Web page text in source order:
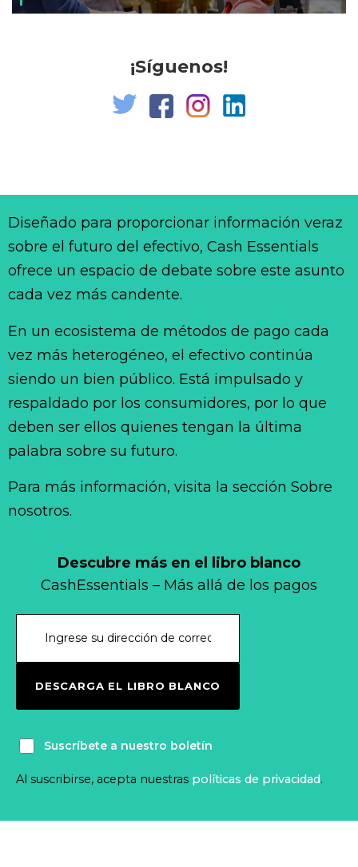
¡Síguenos!
Descubre más en el libro blanco
CashEssentials – Más allá de los pagos
DESCARGA EL LIBRO BLANCO
Suscríbete a nuestro boletín
Al suscribirse, acepta nuestras políticas de privacidad.
Diseñado para proporcionar información veraz
sobre el futuro del efectivo, Cash Essentials
ofrece un espacio de debate sobre este asunto
cada vez más candente.
En un ecosistema de métodos de pago cada
vez más heterogéneo, el efectivo continúa
siendo un bien público. Está impulsado y
respaldado por los consumidores, por lo que
deben ser ellos quienes tengan la última
palabra sobre su futuro.
Para más información, visita la sección Sobre
nosotros.